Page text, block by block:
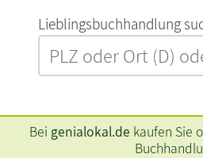
L‍i‍e‍b‍l‍i‍n‍g‍s‍b‍u‍c‍h‍h‍a‍n‍d‍l‍u‍n‍g‍
Bei genialokal.de kaufen Sie